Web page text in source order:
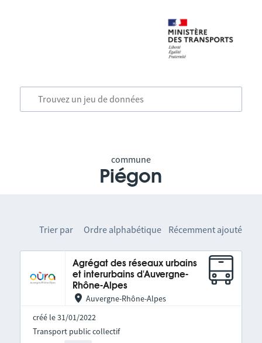
commune
Piégon
Trier par Ordre alphabétique Récemment ajouté
Agrégat des réseaux urbains
et interurbains d'Auvergne-
Rhône-Alpes
Auvergne-Rhône-Alpes
créé le 31/01/2022
Transport public collectif